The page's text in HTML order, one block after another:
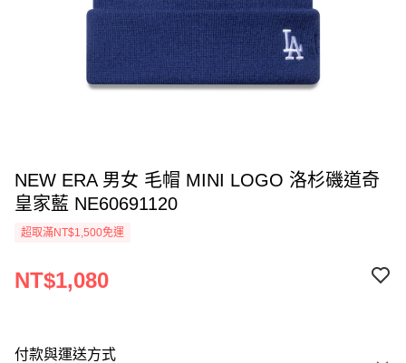
NEW ERA 男女 毛帽 MINI LOGO 洛杉磯道奇
皇家藍 NE60691120
超取滿NT$1,500免運
NT$1,080
付款與運送方式